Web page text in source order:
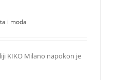
i moda
KIKO Milano napokon je